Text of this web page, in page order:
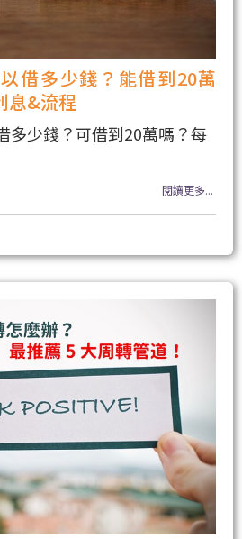
借多少錢？能借到20萬
息&流程
多少錢？可借到20萬嗎？每
閱讀更多...